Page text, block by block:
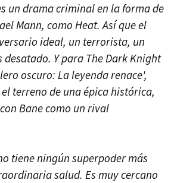
un drama criminal en la forma de
Mann, como Heat. Así que el
ideal, un terrorista, un
desatado. Y para The Dark Knight
oscuro: La leyenda renace',
terreno de una épica histórica,
Bane como un rival
tiene ningún superpoder más
salud. Es muy cercano